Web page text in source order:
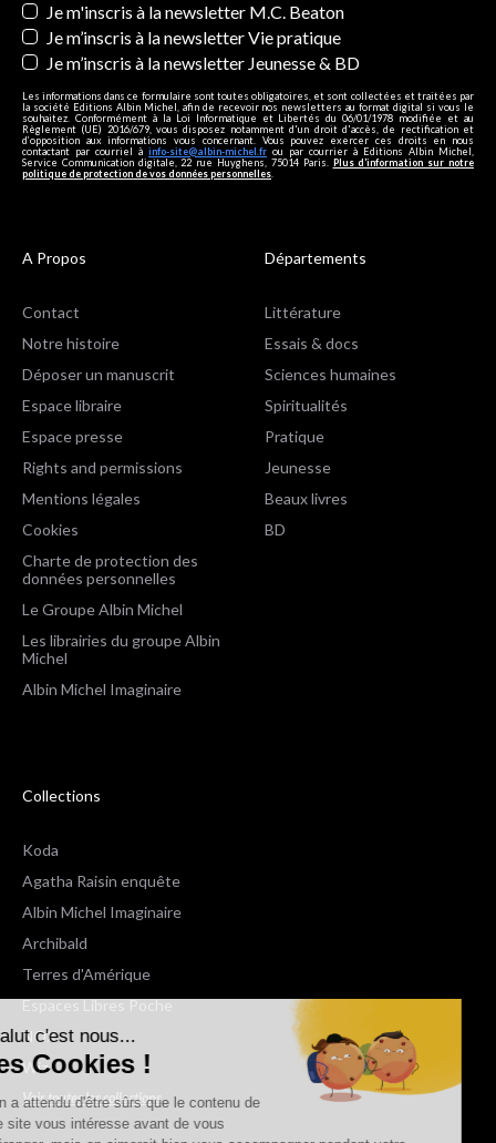
Salut c'est nous...
les Cookies !
On a attendu d'être sûrs que le contenu de
ce site vous intéresse avant de vous
Je m'inscris à la newsletter M.C. Beaton
Je m’inscris à la newsletter Vie pratique
Je m’inscris à la newsletter Jeunesse & BD
Les informations dans ce formulaire sont toutes obligatoires, et sont collectées et traitées par
la société Editions Albin Michel, afin de recevoir nos newsletters au format digital si vous le
souhaitez. Conformément à la Loi Informatique et Libertés du 06/01/1978 modifiée et au
Règlement (UE) 2016/679, vous disposez notamment d'un droit d'accès, de rectification et
d’opposition aux informations vous concernant. Vous pouvez exercer ces droits en nous
contactant par courriel à info-site@albin-michel.fr ou par courrier à Editions Albin Michel,
Service Communication digitale, 22 rue Huyghens, 75014 Paris. Plus d’information sur notre
politique de protection de vos données personnelles
A Propos
Contact
Notre histoire
Déposer un manuscrit
Espace libraire
Espace presse
Rights and permissions
Mentions légales
Cookies
Charte de protection des
données personnelles
Le Groupe Albin Michel
Les librairies du groupe Albin
Michel
Albin Michel Imaginaire
Départements
Littérature
Essais & docs
Sciences humaines
Spiritualités
Pratique
Jeunesse
Beaux livres
BD
Collections
Koda
Agatha Raisin enquête
Albin Michel Imaginaire
Archibald
Terres d'Amérique
Espaces Libres Poche
NOX
Wiz
Voir toutes les collections